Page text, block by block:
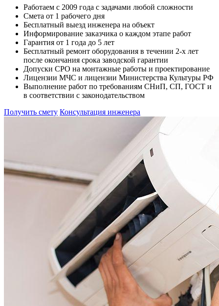
Работаем с 2009 года с задачами любой сложности
Смета от 1 рабочего дня
Бесплатный выезд инженера на объект
Информирование заказчика о каждом этапе работ
Гарантия от 1 года до 5 лет
Бесплатный ремонт оборудования в течении 2-х лет
после окончания срока заводской гарантии
Допуски СРО на монтажные работы и проектирование
Лицензии МЧС и лицензии Министерства Культуры РФ
Выполнение работ по требованиям СНиП, СП, ГОСТ и
в соответствии с законодательством
Получить смету Консультация инженера